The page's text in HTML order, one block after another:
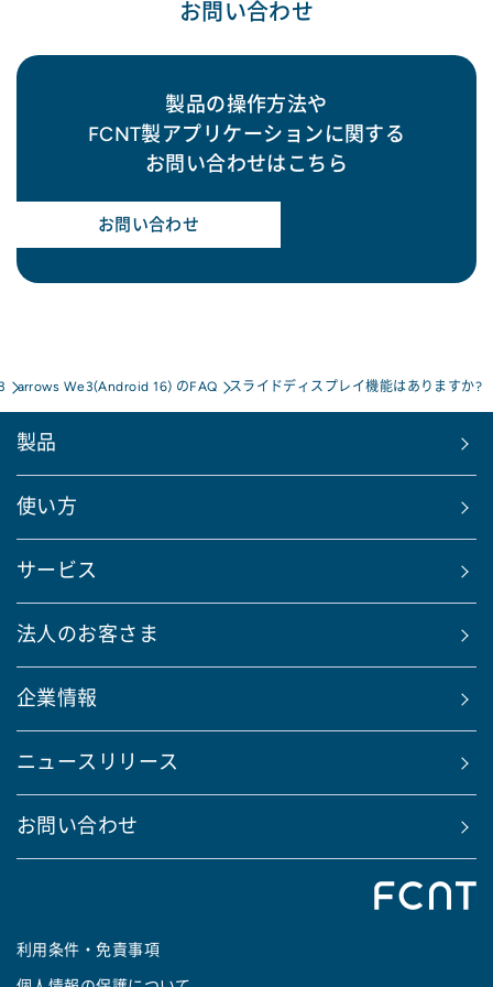
お問い合わせ
製品の操作方法や
FCNT製アプリケーションに関する
お問い合わせはこちら
お問い合わせ
arrows We3(Android 16) のFAQ スライドディスプレイ機能はありますか?
製品
使い方
サービス
法人のお客さま
企業情報
ニュースリリース
お問い合わせ
利用条件・免責事項